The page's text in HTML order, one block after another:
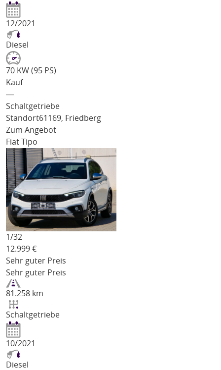
12/2021
Diesel
70 KW (95 PS)
Kauf
―
Schaltgetriebe
Standort61169, Friedberg
Zum Angebot
Fiat Tipo
1/32
12.999 €
Sehr guter Preis
Sehr guter Preis
81.258 km
Schaltgetriebe
10/2021
Diesel